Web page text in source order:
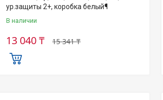
ур.защиты 2+, коробка белый¶
В наличии
15 341 ₸
13 040 ₸